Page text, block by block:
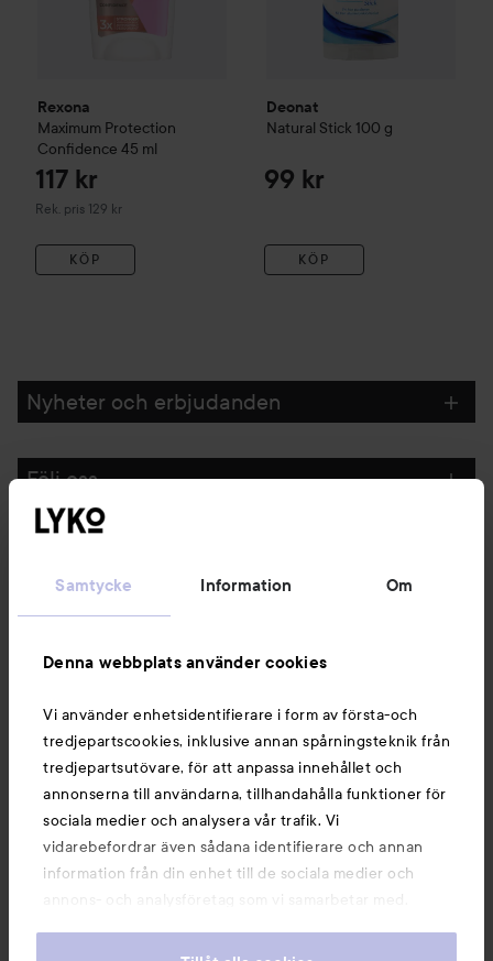
Samtycke Information Om
Denna webbplats använder cookies
Vi använder enhetsidentifierare i form av första-och
tredjepartscookies, inklusive annan spårningsteknik från
tredjepartsutövare, för att anpassa innehållet och
annonserna till användarna, tillhandahålla funktioner för
sociala medier och analysera vår trafik. Vi
vidarebefordrar även sådana identifierare och annan
information från din enhet till de sociala medier och
annons- och analysföretag som vi samarbetar med.
information som du har tillhandahållit eller som de har
Rexona
Maximum Protection
Confidence 45 ml
117 kr
Rek. pris 129 kr
Rekommenderat pris 129 kr
KÖP
Deonat
Natural Stick 100 g
99 kr
KÖP
Nyheter och erbjudanden
Följ oss
Du kanske också gillar